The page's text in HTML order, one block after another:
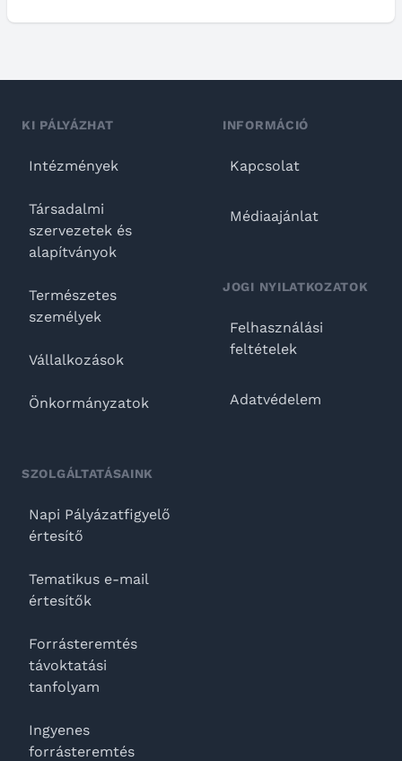
KI PÁLYÁZHAT
Intézmények
Társadalmi
szervezetek és
alapítványok
Természetes
személyek
Vállalkozások
Önkormányzatok
SZOLGÁLTATÁSAINK
Napi Pályázatfigyelő
értesítő
Tematikus e-mail
értesítők
Forrásteremtés
távoktatási
tanfolyam
Ingyenes
forrásteremtés
INFORMÁCIÓ
Kapcsolat
Médiaajánlat
JOGI NYILATKOZATOK
Felhasználási
feltételek
Adatvédelem